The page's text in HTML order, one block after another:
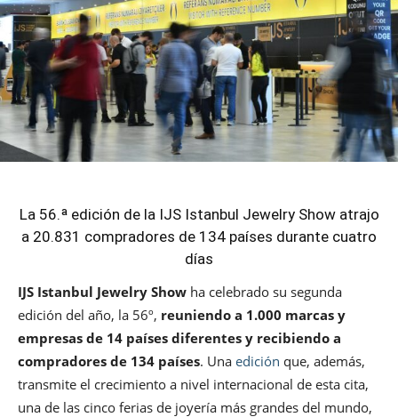
La 56.ª edición de la IJS Istanbul Jewelry Show atrajo
a 20.831 compradores de 134 países durante cuatro
días
IJS Istanbul Jewelry Show ha celebrado su segunda
edición del año, la 56º, reuniendo a 1.000 marcas y
empresas de 14 países diferentes y recibiendo a
compradores de 134 países. Una edición que, además,
transmite el crecimiento a nivel internacional de esta cita,
una de las cinco ferias de joyería más grandes del mundo,